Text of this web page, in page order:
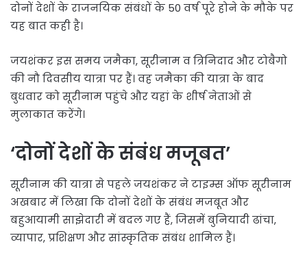
दोनों देशों के राजनयिक संबंधों के 50 वर्ष पूरे होने के मौके पर
यह बात कही है।
जयशंकर इस समय जमैका, सूरीनाम व त्रिनिदाद और टोबैगो
की नौ दिवसीय यात्रा पर हैं। वह जमैका की यात्रा के बाद
बुधवार को सूरीनाम पहुंचे और यहां के शीर्ष नेताओं से
मुलाकात करेंगे।
‘दोनों देशों के संबंध मजूबत’
सूरीनाम की यात्रा से पहले जयशंकर ने टाइम्स ऑफ सूरीनाम
अखबार में लिखा कि दोनों देशों के संबंध मजबूत और
बहुआयामी साझेदारी में बदल गए हैं, जिसमें बुनियादी ढांचा,
व्यापार, प्रशिक्षण और सांस्कृतिक संबंध शामिल हैं।